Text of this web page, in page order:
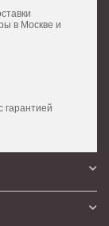
в Москве и
гарантией